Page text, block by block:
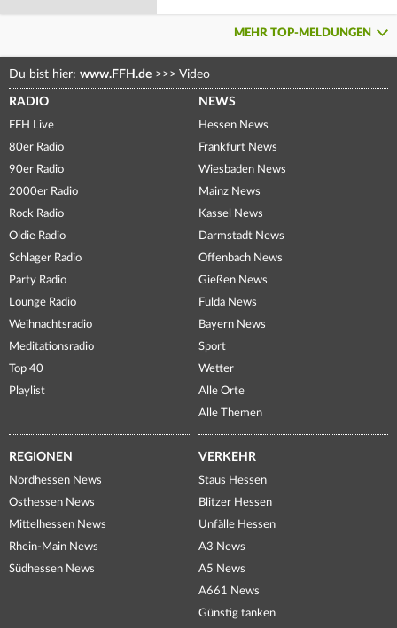
MEHR TOP-MELDUNGEN
Du bist hier: www.FFH.de >>> Video
RADIO
FFH Live
80er Radio
90er Radio
2000er Radio
Rock Radio
Oldie Radio
Schlager Radio
Party Radio
Lounge Radio
Weihnachtsradio
Meditationsradio
Top 40
Playlist
NEWS
Hessen News
Frankfurt News
Wiesbaden News
Mainz News
Kassel News
Darmstadt News
Offenbach News
Gießen News
Fulda News
Bayern News
Sport
Wetter
Alle Orte
Alle Themen
REGIONEN
Nordhessen News
Osthessen News
Mittelhessen News
Rhein-Main News
Südhessen News
VERKEHR
Staus Hessen
Blitzer Hessen
Unfälle Hessen
A3 News
A5 News
A661 News
Günstig tanken